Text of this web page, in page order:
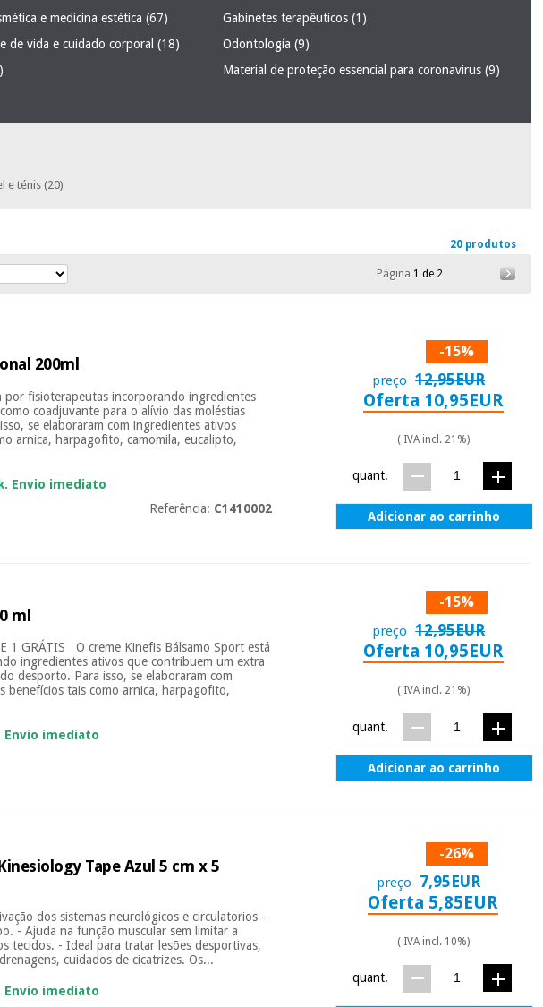
e medicina estética(67) Gabinetes terapêuticos(1)
de vida e cuidado corporal(18) Odontología(9)
Material de proteção essencial para coronavirus(9)
e ténis (20)
20 produtos
Página 1 de 2
200ml
por fisioterapeutas incorporando ingredientes
coadjuvante para o alívio das moléstias
se elaboraram com ingredientes ativos
arnica, harpagofito, camomila, eucalipto,
Envio imediato
Referência: C1410002
-15%
preço 12,95EUR
Oferta 10,95EUR
( IVA incl. 21%)
quant.
Adicionar ao carrinho
ml
1 GRÁTIS O creme Kinefis Bálsamo Sport está
ingredientes ativos que contribuem um extra
desporto. Para isso, se elaboraram com
benefícios tais como arnica, harpagofito,
Envio imediato
-15%
preço 12,95EUR
Oferta 10,95EUR
( IVA incl. 21%)
quant.
Adicionar ao carrinho
Tape Azul 5 cm x 5
dos sistemas neurológicos e circulatorios -
- Ajuda na função muscular sem limitar a
tecidos. - Ideal para tratar lesões desportivas,
cuidados de cicatrizes. Os...
Envio imediato
-26%
preço 7,95EUR
Oferta 5,85EUR
( IVA incl. 10%)
quant.